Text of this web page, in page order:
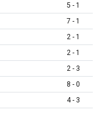
5 - 1
7 - 1
2 - 1
2 - 1
2 - 3
8 - 0
4 - 3